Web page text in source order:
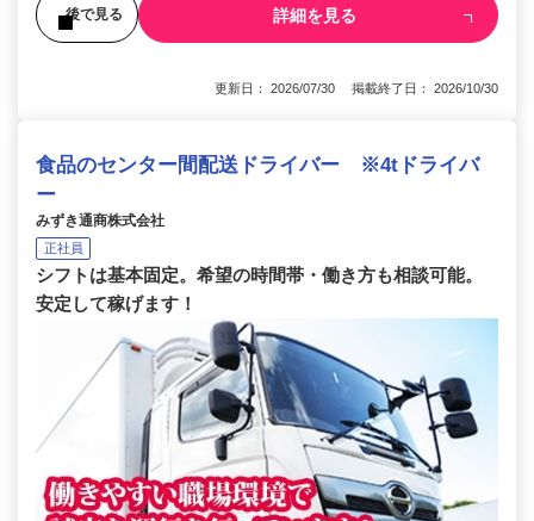
後で見る 詳細を見る
更新日： 2026/07/30 掲載終了日： 2026/10/30
食品のセンター間配送ドライバー ※4tドライバ
ー
みずき通商株式会社
正社員
シフトは基本固定。希望の時間帯・働き方も相談可能。
安定して稼げます！